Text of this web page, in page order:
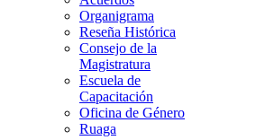
Organigrama
Reseña Histórica
Consejo de la
Magistratura
Escuela de
Capacitación
Oficina de Género
Ruaga